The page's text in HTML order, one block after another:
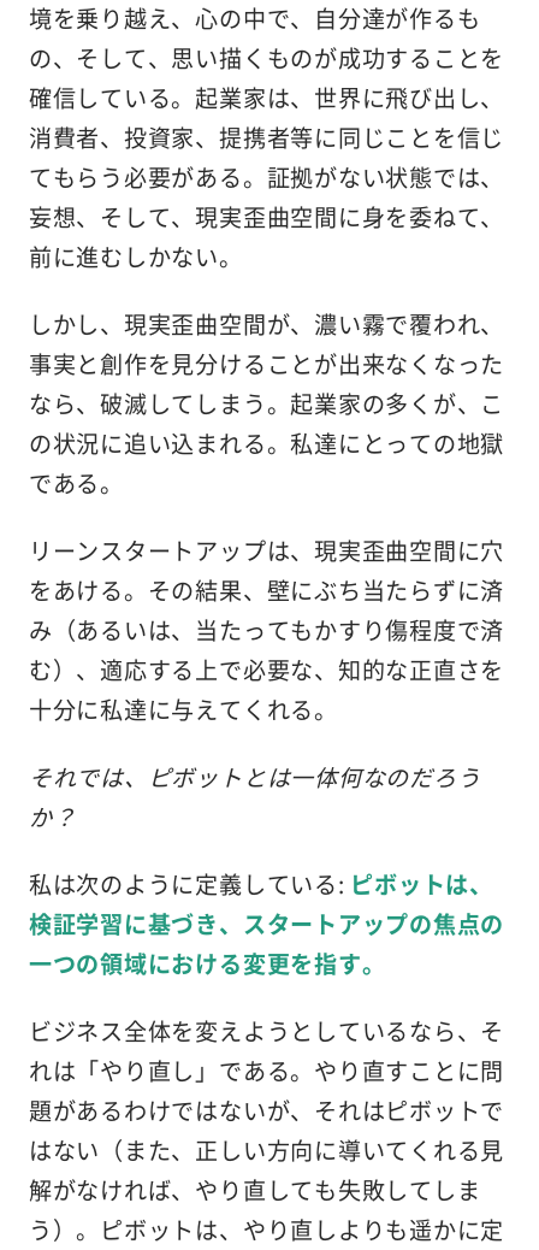
境を乗り越え、心の中で、自分達が作るも
の、そして、思い描くものが成功することを
確信している。起業家は、世界に飛び出し、
消費者、投資家、提携者等に同じことを信じ
てもらう必要がある。証拠がない状態では、
妄想、そして、現実歪曲空間に身を委ねて、
前に進むしかない。
しかし、現実歪曲空間が、濃い霧で覆われ、
事実と創作を見分けることが出来なくなった
なら、破滅してしまう。起業家の多くが、こ
の状況に追い込まれる。私達にとっての地獄
である。
リーンスタートアップは、現実歪曲空間に穴
をあける。その結果、壁にぶち当たらずに済
み（あるいは、当たってもかすり傷程度で済
む）、適応する上で必要な、知的な正直さを
十分に私達に与えてくれる。
それでは、ピボットとは一体何なのだろう
か？
私は次のように定義している: ピボットは、
検証学習に基づき、スタートアップの焦点の
一つの領域における変更を指す。
ビジネス全体を変えようとしているなら、そ
れは「やり直し」である。やり直すことに問
題があるわけではないが、それはピボットで
はない（また、正しい方向に導いてくれる見
解がなければ、やり直しても失敗してしま
う）。ピボットは、やり直しよりも遥かに定